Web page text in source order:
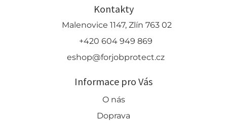
Kontakty
Malenovice 1147, Zlín 763 02
+420 604 949 869
eshop@forjobprotect.cz
Informace pro Vás
O nás
Doprava